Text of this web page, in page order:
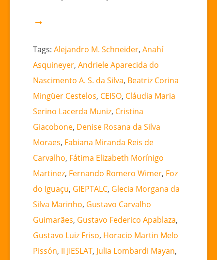
Tags: Alejandro M. Schneider, Anahí
Asquineyer, Andriele Aparecida do
Nascimento A. S. da Silva, Beatriz Corina
Mingüer Cestelos, CEISO, Cláudia Maria
Serino Lacerda Muniz, Cristina
Giacobone, Denise Rosana da Silva
Moraes, Fabiana Miranda Reis de
Carvalho, Fátima Elizabeth Morínigo
Martinez, Fernando Romero Wimer, Foz
do Iguaçu, GIEPTALC, Glecia Morgana da
Silva Marinho, Gustavo Carvalho
Guimarães, Gustavo Federico Apablaza,
Gustavo Luiz Friso, Horacio Martin Melo
Pissón, II JIESLAT, Julia Lombardi Mayan,